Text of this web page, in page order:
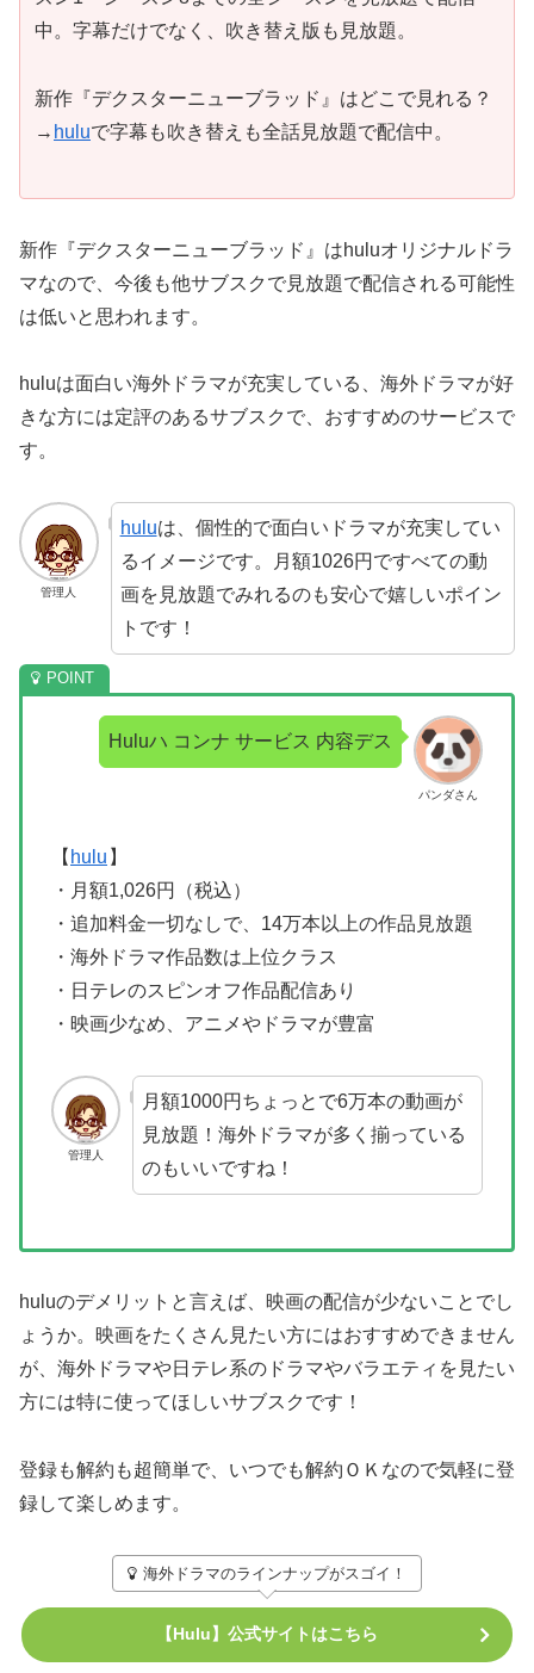
中。字幕だけでなく、吹き替え版も見放題。
新作『デクスターニューブラッド』はどこで見れる？
→ huluで字幕も吹き替えも全話見放題で配信中。
新作『デクスターニューブラッド』はhuluオリジナルドラ
マなので、今後も他サブスクで見放題で配信される可能性
は低いと思われます。
huluは面白い海外ドラマが充実している、海外ドラマが好
きな方には定評のあるサブスクで、おすすめのサービスで
す。
管理人
huluは、個性的で面白いドラマが充実してい
るイメージです。月額1026円ですべての動
画を見放題でみれるのも安心で嬉しいポイン
トです！
パンダさん
Huluハ コンナ サービス 内容デス
【 hulu 】
・月額1,026円（税込）
・追加料金一切なしで、14万本以上の作品見放題
・海外ドラマ作品数は上位クラス
・日テレのスピンオフ作品配信あり
・映画少なめ、アニメやドラマが豊富
管理人
月額1000円ちょっとで6万本の動画が
見放題！海外ドラマが多く揃っている
のもいいですね！
huluのデメリットと言えば、映画の配信が少ないことでし
ょうか。映画をたくさん見たい方にはおすすめできません
が、海外ドラマや日テレ系のドラマやバラエティを見たい
方には特に使ってほしいサブスクです！
登録も解約も超簡単で、いつでも解約ＯＫなので気軽に登
録して楽しめます。
海外ドラマのラインナップがスゴイ！
【Hulu】公式サイトはこちら